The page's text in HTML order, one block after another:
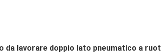
da lavorare doppio lato pneumatico a